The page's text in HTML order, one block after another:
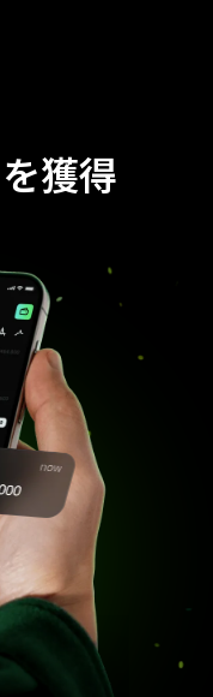
を獲得